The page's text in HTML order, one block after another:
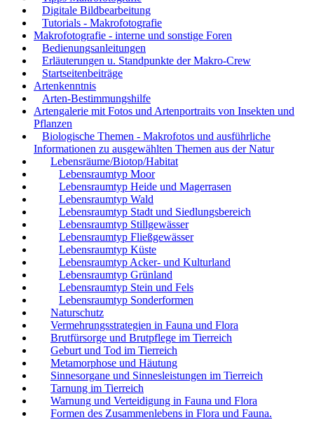
Digitale Bildbearbeitung
Tutorials - Makrofotografie
Makrofotografie - interne und sonstige Foren
Bedienungsanleitungen
Erläuterungen u. Standpunkte der Makro-Crew
Startseitenbeiträge
Artenkenntnis
Arten-Bestimmungshilfe
Artengalerie mit Fotos und Artenportraits von Insekten und
Pflanzen
Biologische Themen - Makrofotos und ausführliche
Informationen zu ausgewählten Themen aus der Natur
Lebensräume/Biotop/Habitat
Lebensraumtyp Moor
Lebensraumtyp Heide und Magerrasen
Lebensraumtyp Wald
Lebensraumtyp Stadt und Siedlungsbereich
Lebensraumtyp Stillgewässer
Lebensraumtyp Fließgewässer
Lebensraumtyp Küste
Lebensraumtyp Acker- und Kulturland
Lebensraumtyp Grünland
Lebensraumtyp Stein und Fels
Lebensraumtyp Sonderformen
Naturschutz
Vermehrungsstrategien in Fauna und Flora
Brutfürsorge und Brutpflege im Tierreich
Geburt und Tod im Tierreich
Metamorphose und Häutung
Sinnesorgane und Sinnesleistungen im Tierreich
Tarnung im Tierreich
Warnung und Verteidigung in Fauna und Flora
Formen des Zusammenlebens in Flora und Fauna.